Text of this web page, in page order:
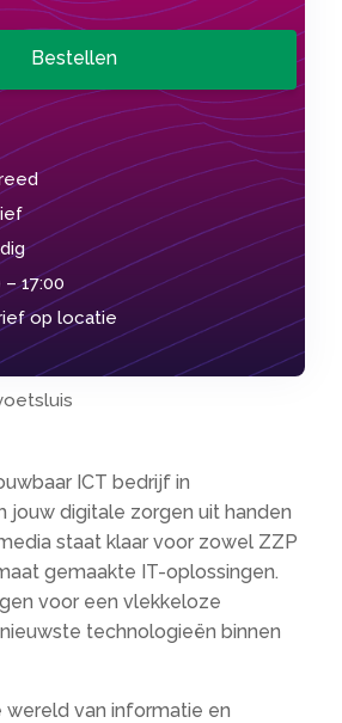
Bestellen
17:00
op locatie
ICT bedrijf in
jouw digitale zorgen uit handen
staat klaar voor zowel ZZP
gemaakte IT-oplossingen.​
voor een vlekkeloze
technologieën binnen
wereld van informatie en